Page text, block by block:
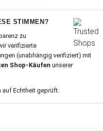
STIMMEN?
zu
verifizierte
(unabhängig verifiziert) mit
Shop-Käufen unserer
auf Echtheit geprüft.